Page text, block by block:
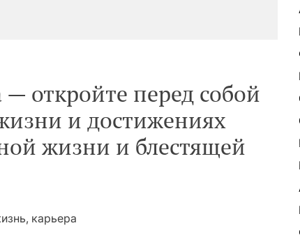
откройте перед собой
и достижениях
жизни и блестящей